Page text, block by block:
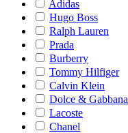
Adidas
Hugo Boss
Ralph Lauren
Prada
Burberry
Tommy Hilfiger
Calvin Klein
Dolce & Gabbana
Lacoste
Chanel